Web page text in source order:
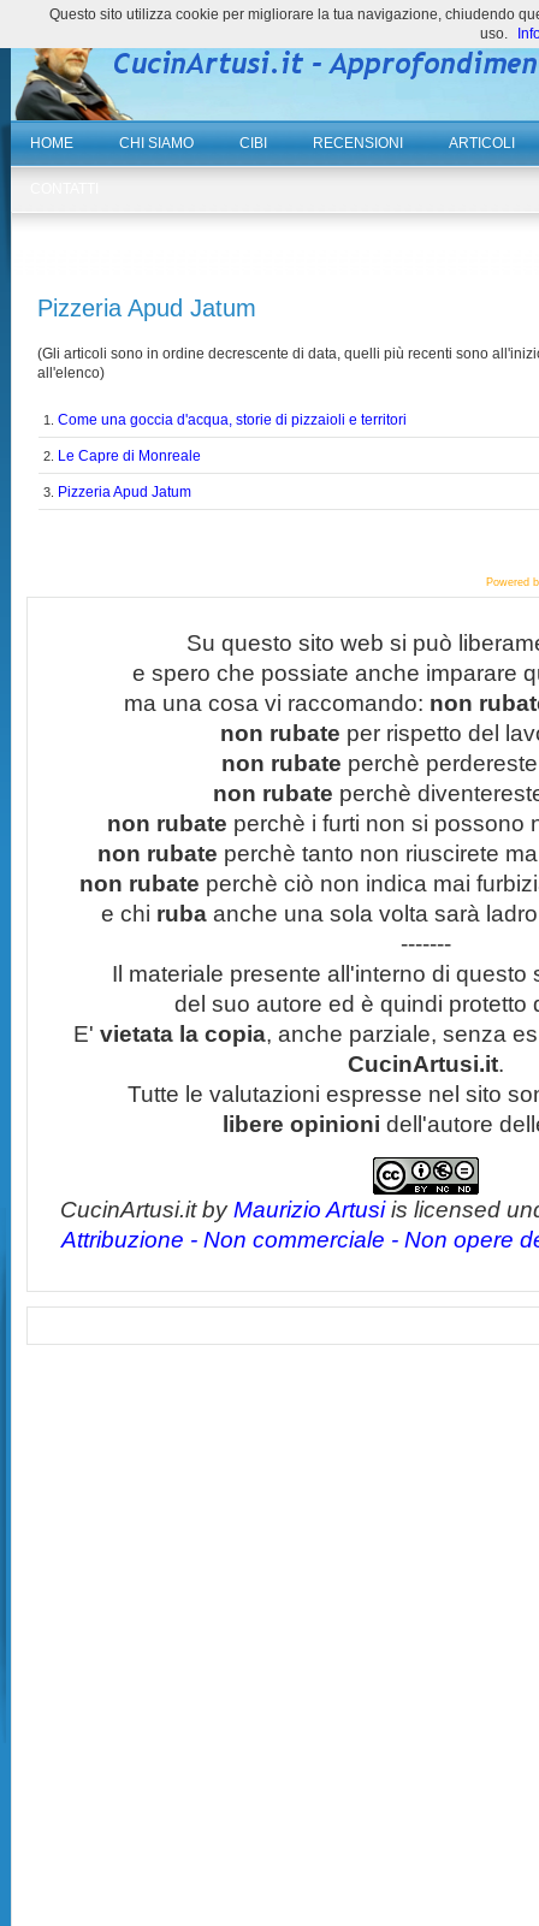
HOME CHI SIAMO CIBI RECENSIONI ARTICOLI
Pizzeria Apud Jatum
(Gli articoli sono in ordine decrescente di data, quelli più recenti sono
all'elenco)
1.Come una goccia d'acqua, storie di pizzaioli e territori
2. Le Capre di Monreale
3. Pizzeria Apud Jatum
Powered
Su questo sito web si può
e spero che possiate anche imparare
ma una cosa vi raccomando: non
non rubate per rispetto del
non rubate perchè
non rubate perchè
non rubate perchè i furti non si possono
non rubate perchè tanto non riuscirete
non rubate perchè ciò non indica mai
e chi ruba anche una sola volta sarà
-------
Il materiale presente all'interno di questo
del suo autore ed è quindi protetto
E' vietata la copia, anche parziale, senza
CucinArtusi.it.
Tutte le valutazioni espresse nel sito
libere opinioni dell'autore
CucinArtusi.itbyMaurizio Artusiis licensed
Attribuzione - Non commerciale - Non opere
Questo sito utilizza cookie per migliorare la tua navigazione, chiudendo
uso.